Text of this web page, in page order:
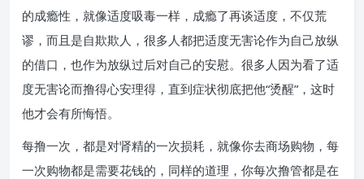
的成瘾性，就像适度吸毒一样，成瘾了再谈适度，不仅荒
谬，而且是自欺欺人，很多人都把适度无害论作为自己放纵
的借口，也作为放纵过后对自己的安慰。很多人因为看了适
度无害论而撸得心安理得，直到症状彻底把他“烫醒”，这时
他才会有所悔悟。
每撸一次，都是对肾精的一次损耗，就像你去商场购物，每
一次购物都是需要花钱的，同样的道理，你每次撸管都是在